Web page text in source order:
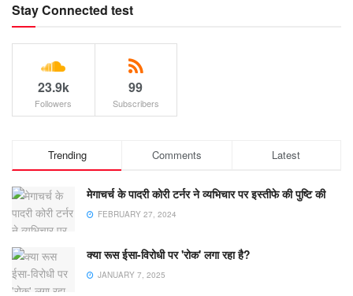
Stay Connected test
23.9k
Followers
99
Subscribers
Trending Comments Latest
मेगाचर्च के पादरी कोरी टर्नर ने व्यभिचार पर इस्तीफे की पुष्टि की
FEBRUARY 27, 2024
क्या रूस ईसा-विरोधी पर 'रोक' लगा रहा है?
JANUARY 7, 2025